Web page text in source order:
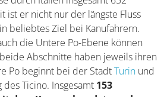
der Fluss Po seinen Ursprung
durch Italien insgesamt 652
ist er nicht nur der längste Fluss
beliebtes Ziel bei Kanufahrern.
die Untere Po-Ebene können
Abschnitte haben jeweils
obere Po beginnt bei der Stadt